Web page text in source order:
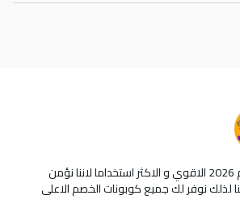
كوبونات و اكواد خصم 2026 الاقوي و الاكثر استخداما لاننا نؤمن
لذلك نوفر لك جميع كوبونات الخصم الاعلى